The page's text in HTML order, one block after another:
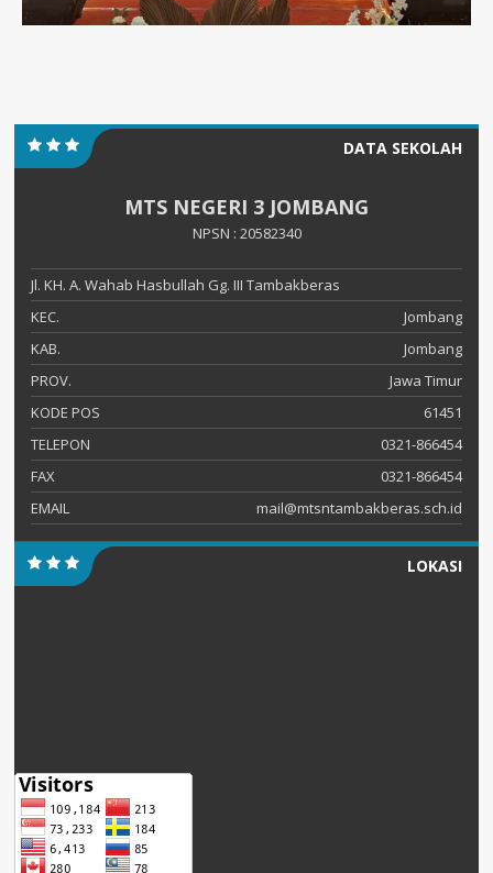
DATA SEKOLAH
MTS NEGERI 3 JOMBANG
NPSN : 20582340
Jl. KH. A. Wahab Hasbullah Gg. III Tambakberas
KEC.
Jombang
KAB.
Jombang
PROV.
Jawa Timur
KODE POS
61451
TELEPON
0321-866454
FAX
0321-866454
EMAIL
mail@mtsntambakberas.sch.id
LOKASI